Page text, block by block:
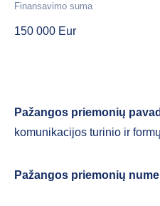
Finansavimo suma
150 000 Eur
Pažangos priemonių
komunikacijos turinio ir
Pažangos priemonių